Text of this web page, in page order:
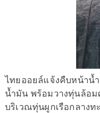
ไทยออยล์แจ้งคืบหน้าน้
น้ำมัน พร้อมวางทุ่นล้อ
บริเวณทุ่นผูกเรือกลางท